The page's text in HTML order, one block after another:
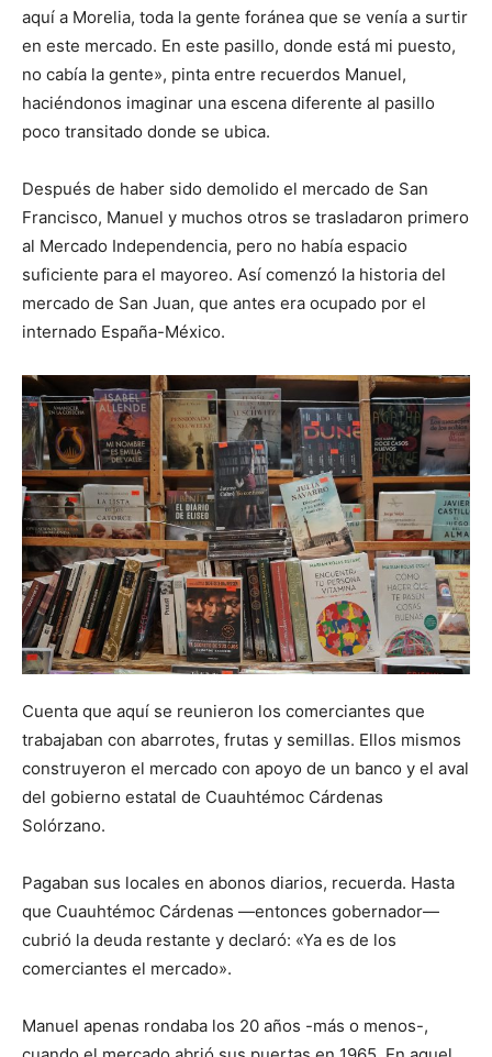
aquí a Morelia, toda la gente foránea que se venía a surtir
en este mercado. En este pasillo, donde está mi puesto,
no cabía la gente», pinta entre recuerdos Manuel,
haciéndonos imaginar una escena diferente al pasillo
poco transitado donde se ubica.
Después de haber sido demolido el mercado de San
Francisco, Manuel y muchos otros se trasladaron primero
al Mercado Independencia, pero no había espacio
suficiente para el mayoreo. Así comenzó la historia del
mercado de San Juan, que antes era ocupado por el
internado España-México.
Cuenta que aquí se reunieron los comerciantes que
trabajaban con abarrotes, frutas y semillas. Ellos mismos
construyeron el mercado con apoyo de un banco y el aval
del gobierno estatal de Cuauhtémoc Cárdenas
Solórzano.
Pagaban sus locales en abonos diarios, recuerda. Hasta
que Cuauhtémoc Cárdenas —entonces gobernador—
cubrió la deuda restante y declaró: «Ya es de los
comerciantes el mercado».
Manuel apenas rondaba los 20 años -más o menos-,